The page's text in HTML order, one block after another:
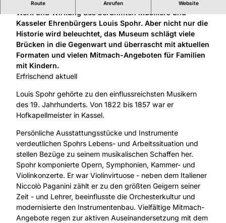
Route Anrufen Website
Das Spohr Museum im Palais Bellevue zeigt Leben,
Werk und Wirkung des berühmten Musikers und
Kasseler Ehrenbürgers Louis Spohr. Aber nicht nur die
Historie wird beleuchtet, das Museum schlägt viele
Brücken in die Gegenwart und überrascht mit aktuellen
Formaten und vielen Mitmach-Angeboten für Familien
mit Kindern.
Erfrischend aktuell
Louis Spohr gehörte zu den einflussreichsten Musikern
des 19. Jahrhunderts. Von 1822 bis 1857 war er
Hofkapellmeister in Kassel.
Persönliche Ausstattungsstücke und Instrumente
verdeutlichen Spohrs Lebens- und Arbeitssituation und
stellen Bezüge zu seinem musikalischen Schaffen her.
Spohr komponierte Opern, Symphonien, Kammer- und
Violinkonzerte. Er war Violinvirtuose - neben dem Italiener
Niccolò Paganini zählt er zu den größten Geigern seiner
Zeit - und Lehrer, beeinflusste die Orchesterkultur und
modernisierte den Instrumentenbau. Vielfältige Mitmach-
Angebote regen zur aktiven Auseinandersetzung mit dem